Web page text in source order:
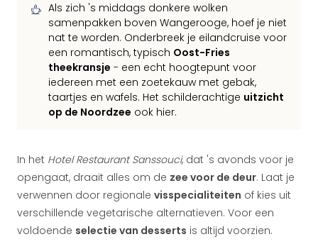
Als zich 's middags donkere wolken
samenpakken boven Wangerooge, hoef je niet
nat te worden. Onderbreek je eilandcruise voor
een romantisch, typisch Oost-Fries
theekransje - een echt hoogtepunt voor
iedereen met een zoetekauw met gebak,
taartjes en wafels. Het schilderachtige uitzicht
op de Noordzee ook hier.
In het Hotel Restaurant Sanssouci, dat 's avonds voor je
opengaat, draait alles om de zee voor de deur. Laat je
verwennen door regionale visspecialiteiten of kies uit
verschillende vegetarische alternatieven. Voor een
voldoende selectie van desserts is altijd voorzien.